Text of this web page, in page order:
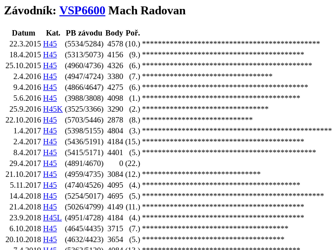
Závodník: VSP6600 Mach Radovan
Datum Kat. PB závodu Body Poř.
22.3.2015 H45 (5534/5284) 4578 (10.) *********************************************
18.4.2015 H45 (5313/5073) 4156 (9.) *****************************************
25.10.2015 H45 (4960/4736) 4326 (6.) *******************************************
2.4.2016 H45 (4947/4724) 3380 (7.) *********************************
9.4.2016 H45 (4866/4647) 4275 (6.) ******************************************
5.6.2016 H45 (3988/3808) 4098 (1.) ****************************************
25.9.2016 H45K (3525/3366) 3290 (2.) ********************************
22.10.2016 H45 (5703/5446) 2878 (8.) ****************************
1.4.2017 H45 (5398/5155) 4804 (3.) ************************************************
2.4.2017 H45 (5436/5191) 4184 (15.) *****************************************
8.4.2017 H45 (5415/5171) 4401 (5.) ********************************************
29.4.2017 H45 (4891/4670) 0 (22.)
21.10.2017 H45 (4959/4735) 3084 (12.) ******************************
5.11.2017 H45 (4740/4526) 4095 (4.) ****************************************
14.4.2018 H45 (5254/5017) 4695 (5.) **********************************************
21.4.2018 H45 (5026/4799) 4149 (11.) *****************************************
23.9.2018 H45L (4951/4728) 4184 (4.) *****************************************
6.10.2018 H45 (4645/4435) 3715 (7.) *************************************
20.10.2018 H45 (4632/4423) 3654 (5.) ************************************